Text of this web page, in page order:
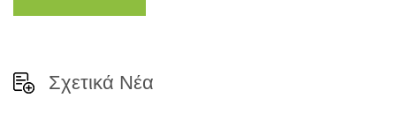
Σχετικά Νέα